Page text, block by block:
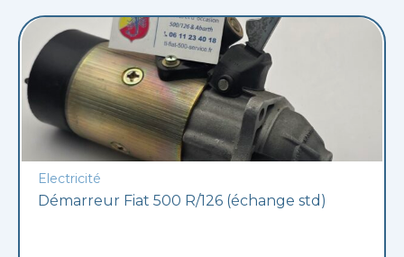
Electricité
Démarreur Fiat 500 R/126 (échange std)